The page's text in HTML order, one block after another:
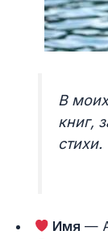
В
книг,
стихи.
Имя —